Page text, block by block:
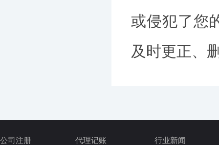
或侵犯了您
及时更正、
公司注册 代理记账 行业新闻